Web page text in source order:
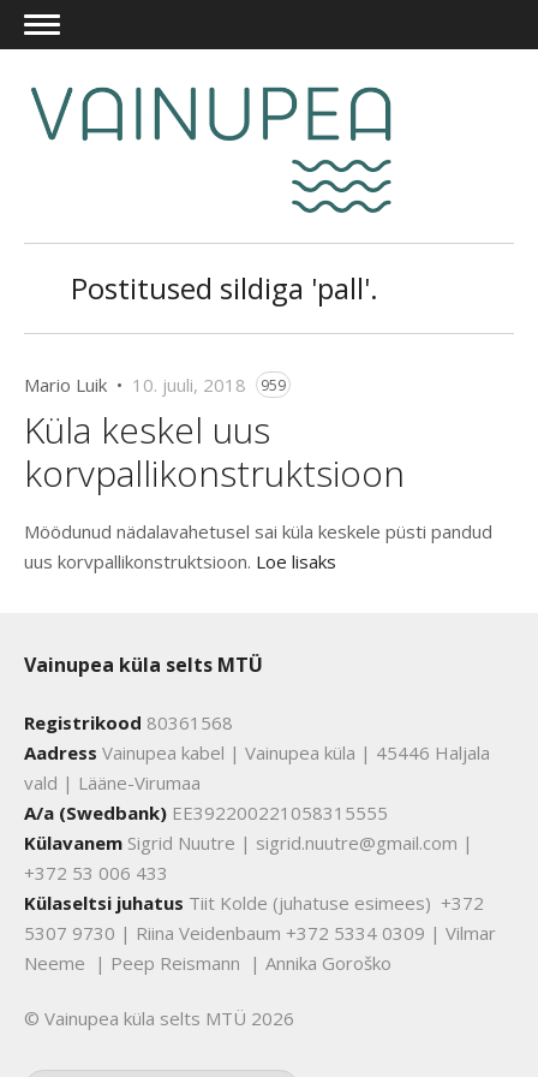
Postitused sildiga 'pall'.
Mario Luik • 10. juuli, 2018 959
Küla keskel uus
korvpallikonstruktsioon
Möödunud nädalavahetusel sai küla keskele püsti pandud
uus korvpallikonstruktsioon. Loe lisaks
Vainupea küla selts MTÜ
Registrikood 80361568
Aadress Vainupea kabel | Vainupea küla | 45446 Haljala
vald | Lääne-Virumaa
A/a (Swedbank) EE392200221058315555
Külavanem Sigrid Nuutre | sigrid.nuutre@gmail.com |
+372 53 006 433
Külaseltsi juhatus Tiit Kolde (juhatuse esimees) +372
5307 9730 | Riina Veidenbaum +372 5334 0309 | Vilmar
Neeme | Peep Reismann | Annika Goroško
© Vainupea küla selts MTÜ 2026